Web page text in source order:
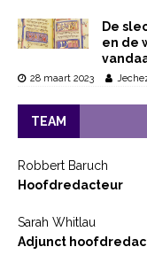
De
en de
28 maart 2023
TEAM
Robbert Baruch
Hoofdredacteur
Sarah Whitlau
Adjunct